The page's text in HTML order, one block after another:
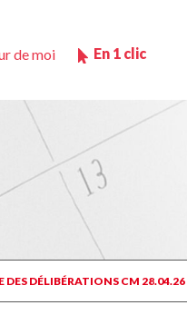
de moi En 1 clic
DES DÉLIBÉRATIONS CM 28.04.26